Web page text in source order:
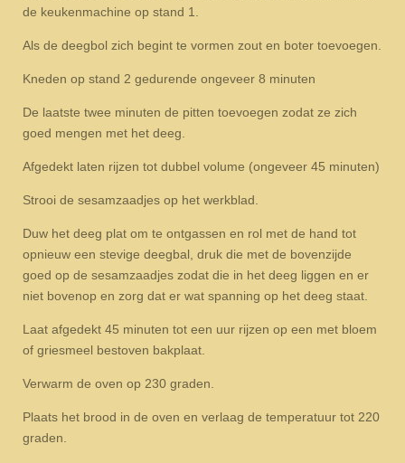
de keukenmachine op stand 1.
Als de deegbol zich begint te vormen zout en boter toevoegen.
Kneden op stand 2 gedurende ongeveer 8 minuten
De laatste twee minuten de pitten toevoegen zodat ze zich
goed mengen met het deeg.
Afgedekt laten rijzen tot dubbel volume (ongeveer 45 minuten)
Strooi de sesamzaadjes op het werkblad.
Duw het deeg plat om te ontgassen en rol met de hand tot
opnieuw een stevige deegbal, druk die met de bovenzijde
goed op de sesamzaadjes zodat die in het deeg liggen en er
niet bovenop en zorg dat er wat spanning op het deeg staat.
Laat afgedekt 45 minuten tot een uur rijzen op een met bloem
of griesmeel bestoven bakplaat.
Verwarm de oven op 230 graden.
Plaats het brood in de oven en verlaag de temperatuur tot 220
graden.